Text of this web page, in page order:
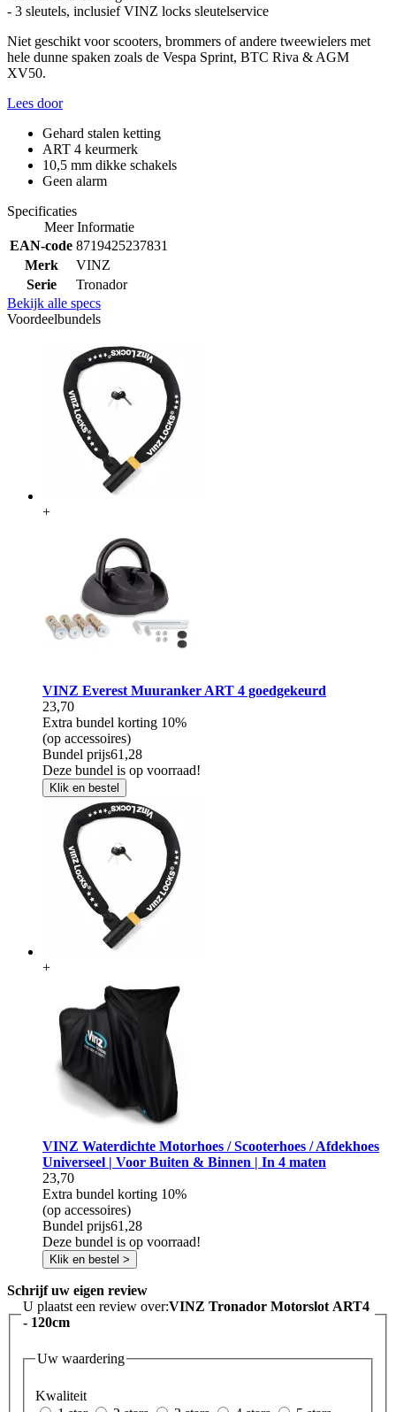
- 3 sleutels, inclusief VINZ locks sleutelservice
Niet geschikt voor scooters, brommers of andere tweewielers met
hele dunne spaken zoals de Vespa Sprint, BTC Riva & AGM
XV50.
Lees door
Gehard stalen ketting
ART 4 keurmerk
10,5 mm dikke schakels
Geen alarm
Specificaties
Meer Informatie
EAN-code 8719425237831
Merk
VINZ
Serie
Tronador
Bekijk alle specs
Voordeelbundels
+
VINZ Everest Muuranker ART 4 goedgekeurd
23,70
Extra bundel korting 10%
(op accessoires)
Bundel prijs61,28
Deze bundel is op voorraad!
Klik en bestel
+
VINZ Waterdichte Motorhoes / Scooterhoes / Afdekhoes
Universeel | Voor Buiten & Binnen | In 4 maten
23,70
Extra bundel korting 10%
(op accessoires)
Bundel prijs61,28
Deze bundel is op voorraad!
Klik en bestel >
Schrijf uw eigen review
U plaatst een review over:VINZ Tronador Motorslot ART4
- 120cm
Uw waardering
Kwaliteit